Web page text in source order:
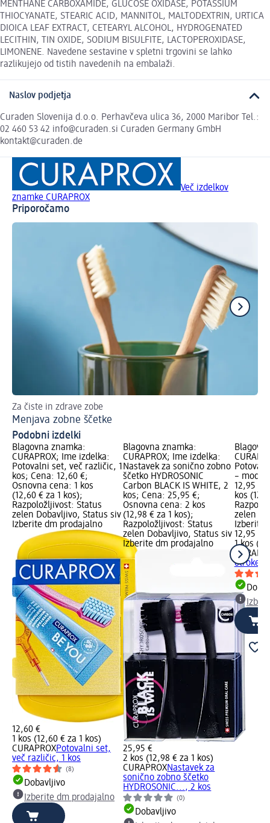
MENTHANE CARBOXAMIDE, GLUCOSE OXIDASE, POTASSIUM
THIOCYANATE, STEARIC ACID, MANNITOL, MALTODEXTRIN, URTICA
DIOICA LEAF EXTRACT, CETEARYL ALCOHOL, HYDROGENATED
LECITHIN, TIN OXIDE, SODIUM BISULFITE, LACTOPEROXIDASE,
LIMONENE. Navedene sestavine v spletni trgovini se lahko
razlikujejo od tistih navedenih na embalaži.
Naslov podjetja
Curaden Slovenija d.o.o. Perhavčeva ulica 36, 2000 Maribor Tel.:
02 460 53 42 info@curaden.si Curaden Germany GmbH
kontakt@curaden.de
Več izdelkov
znamke CURAPROX
Priporočamo
Za čiste in zdrave zobe
Menjava zobne ščetke
Podobni izdelki
Blagovna znamka:
CURAPROX; Ime izdelka:
Potovalni set, več različic, 1
kos; Cena: 12,60 €;
Osnovna cena: 1 kos
(12,60 € za 1 kos);
Razpoložljivost: Status
zelen Dobavljivo, Status siv
Izberite dm prodajalno
12,60 €
1 kos (12,60 € za 1 kos)
CURAPROXPotovalni set,
več različic, 1 kos
(8)
Dobavljivo
Izberite dm prodajalno
Blagovna znamka:
CURAPROX; Ime izdelka:
Nastavek za sonično zobno
ščetko HYDROSONIC
Carbon BLACK IS WHITE, 2
kos; Cena: 25,95 €;
Osnovna cena: 2 kos
(12,98 € za 1 kos);
Razpoložljivost: Status
zelen Dobavljivo, Status siv
Izberite dm prodajalno
25,95 €
2 kos (12,98 € za 1 kos)
CURAPROXNastavek za
sonično zobno ščetko
HYDROSONIC..., 2 kos
(0)
Dobavljivo
–
12,95 €;
kos
zelen
Izberite
12,95 €
1 kos
otroke